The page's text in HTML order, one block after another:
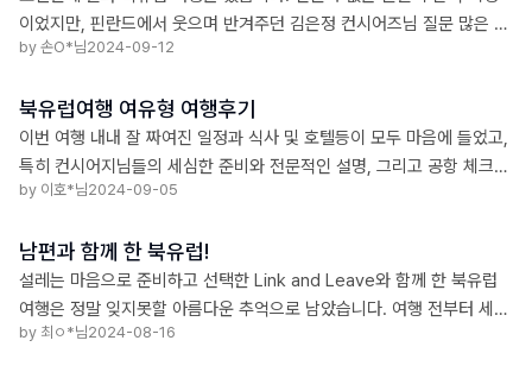
이었지만, 핀란드에서 웃으며 반겨주던 김은정 컨시어즈님 질문 많은 나
에게 찬찬히 설명해주며 눅시오공원에서 소시지 구이로 잊지 못할 추억
리에게 내주시면서 예쁜 노을을 보여주려 했는데 날씨가 아쉬웠습니다
ㅠㅠ 스톡홀름 도시를 조금이라도 더 많이 소개해 주려고 애쓰신 모습
지금도 생생합니다.
by 손O*님2024-09-12
북유럽여행 여유형 여행후기
이번 여행 내내 잘 짜여진 일정과 식사 및 호텔등이 모두 마음에 들었고,
특히 컨시어지님들의 세심한 준비와 전문적인 설명, 그리고 공항 체크인
및 면세 처리 등에 있어서 여행객들에게 아무런 불편이 없도록 친절하게
좋은 여행을 할 수 있었습니다.
by 이호*님2024-09-05
남편과 함께 한 북유럽!
설레는 마음으로 준비하고 선택한 Link and Leave와 함께 한 북유럽
여행은 정말 잊지못할 아름다운 추억으로 남았습니다. 여행 전부터 세심
하게 식성 및 특이사항을 체크하시고, 각 나라의 컨시어즈님들의 정성과
by 최ㅇ*님2024-08-16